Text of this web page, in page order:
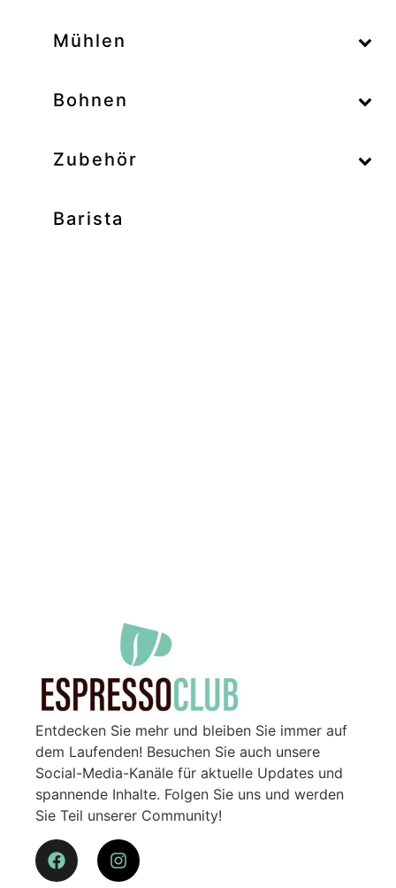
Mühlen
–
Bohnen
–
Zubehör
Barista
Entdecken Sie mehr und bleiben Sie immer auf
dem Laufenden! Besuchen Sie auch unsere
Social-Media-Kanäle für aktuelle Updates und
spannende Inhalte. Folgen Sie uns und werden
Sie Teil unserer Community!